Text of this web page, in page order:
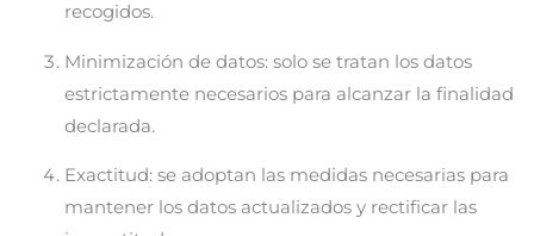
recogidos.
Minimización de datos: solo se tratan los datos
estrictamente necesarios para alcanzar la finalidad
declarada.
Exactitud: se adoptan las medidas necesarias para
mantener los datos actualizados y rectificar las